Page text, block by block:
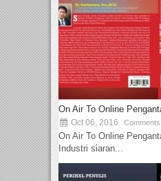
On Air To Online
Oct 06, 2016
On Air To Online
Industri siaran...